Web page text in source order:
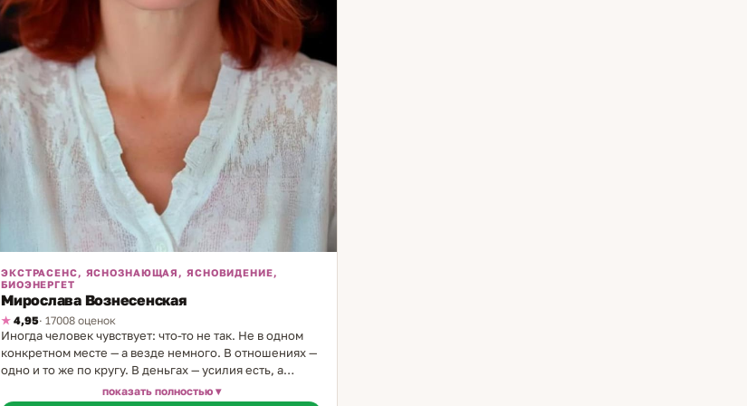
ЭКСТРАСЕНС, ЯСНОЗНАЮЩАЯ, ЯСНОВИДЕНИЕ,
БИОЭНЕРГЕТ
Мирослава Вознесенская
4,95· 17008 оценок
Иногда человек чувствует: что-то не так. Не в одном
конкретном месте — а везде немного. В отношениях —
одно и то же по кругу. В деньгах — усилия есть, а
результата нет. Внутри — усталость, которую сложно
показать полностью